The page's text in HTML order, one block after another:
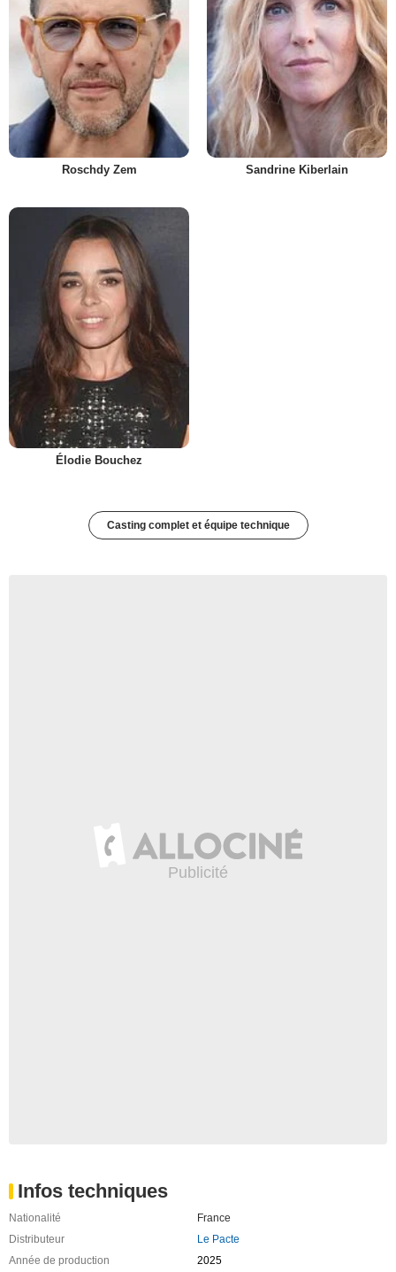
Roschdy Zem Sandrine Kiberlain
Élodie Bouchez
Casting complet et équipe technique
Infos techniques
Nationalité
France
Distributeur
Le Pacte
Année de production
2025